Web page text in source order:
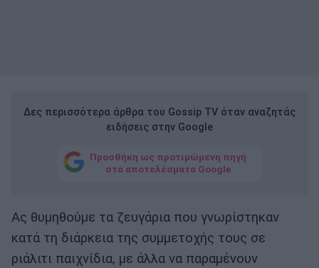
Δες περισσότερα άρθρα του Gossip TV όταν αναζητάς
ειδήσεις στην Google
Προσθήκη ως προτιμώμενη πηγή
στα αποτελέσματα Google
Ας θυμηθούμε τα ζευγάρια που γνωρί­στηκαν
κατά τη διάρκεια της συμμετο­χής τους σε
ριάλιτι παιχνίδια, με άλλα να παραμένουν